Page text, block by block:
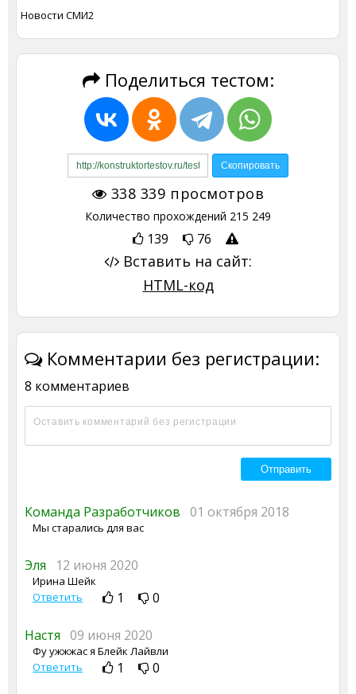
Новости СМИ2
Поделиться тестом:
338 339 просмотров
Количество прохождений 215 249
139 76
Вставить на сайт:
HTML-код
Комментарии без регистрации:
8 комментариев
Команда Разработчиков 01 октября 2018
Мы старались для вас
Эля 12 июня 2020
Ирина Шейк
Ответить
1 0
Настя 09 июня 2020
Фу ужжжас я Блейк Лайвли
Ответить
1 0